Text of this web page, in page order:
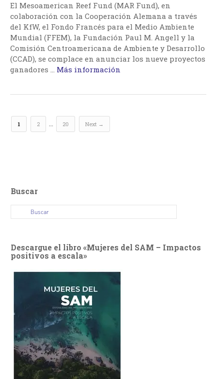
El Mesoamerican Reef Fund (MAR Fund), en
colaboración con la Cooperación Alemana a través
del KfW, el Fondo Francés para el Medio Ambiente
Mundial (FFEM), la Fundación Paul M. Angell y la
Comisión Centroamericana de Ambiente y Desarrollo
(CCAD), se complace en anunciar los nueve proyectos
ganadores … Más información
1 2 … 20 Next →
Buscar
Descargue el libro «Mujeres del SAM – Impactos
positivos a escala»